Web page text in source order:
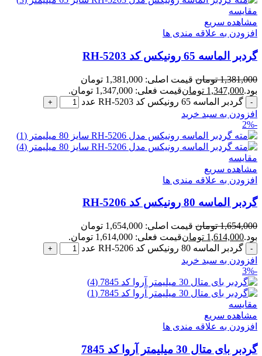
مقایسه
مشاهده سریع
افزودن به علاقه مندی ها
گردبر الماسه 65 رونیکس کد RH-5203
1,381,000 تومان
قیمت اصلی: 1,381,000 تومان
بود.1,347,000 تومانقیمت فعلی: 1,347,000 تومان.
گردبر الماسه 65 رونیکس کد RH-5203 عدد
افزودن به سبد خرید
-2%
مقایسه
مشاهده سریع
افزودن به علاقه مندی ها
گردبر الماسه 80 رونیکس کد RH-5206
1,654,000 تومان
قیمت اصلی: 1,654,000 تومان
بود.1,614,000 تومانقیمت فعلی: 1,614,000 تومان.
گردبر الماسه 80 رونیکس کد RH-5206 عدد
افزودن به سبد خرید
-3%
مقایسه
مشاهده سریع
افزودن به علاقه مندی ها
گردبر بای متال 30 میلیمتر آروا کد 7845